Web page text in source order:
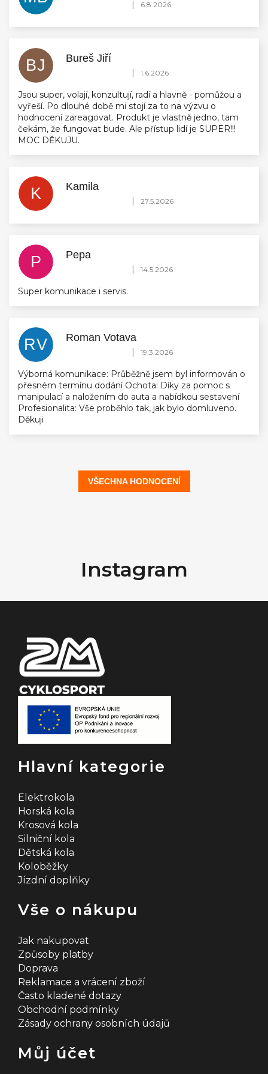
Hodnocení obchodu je 5 z 5 hvězdiček.
| 6.8.2026
BJ Bureš Jiří
Hodnocení obchodu je 5 z 5 hvězdiček.
| 1.6.2026
Jsou super, volají, konzultují, radí a hlavně - pomůžou a
vyřeší. Po dlouhé době mi stojí za to na výzvu o
hodnocení zareagovat. Produkt je vlastně jedno, tam
čekám, že fungovat bude. Ale přístup lidí je SUPER!!!
MOC DĚKUJU.
K Kamila
Hodnocení obchodu je 5 z 5 hvězdiček.
| 27.5.2026
P Pepa
Hodnocení obchodu je 5 z 5 hvězdiček.
| 14.5.2026
Super komunikace i servis.
RV Roman Votava
Hodnocení obchodu je 5 z 5 hvězdiček.
| 19.3.2026
Výborná komunikace: Průběžně jsem byl informován o
přesném termínu dodání Ochota: Díky za pomoc s
manipulací a naložením do auta a nabídkou sestavení
Profesionalita: Vše proběhlo tak, jak bylo domluveno.
Děkuji
VŠECHNA HODNOCENÍ
t
Instagram
Hlavní kategorie
Elektrokola
Horská kola
Krosová kola
Silniční kola
Dětská kola
Koloběžky
Jízdní doplňky
Vše o nákupu
Jak nakupovat
Způsoby platby
Doprava
Reklamace a vrácení zboží
Často kladené dotazy
Obchodní podmínky
Zásady ochrany osobních údajů
Můj účet